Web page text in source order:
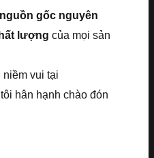
nguồn gốc nguyên
lượng của mọi sản
niềm vui tại
hân hạnh chào đón